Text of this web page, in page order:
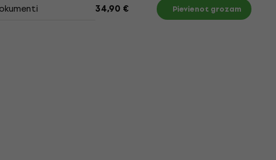
34,90 € Pievienot grozam